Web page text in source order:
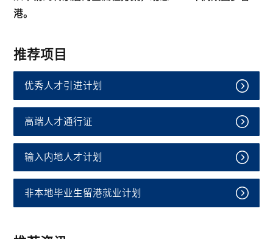
港。
推荐项目
优秀人才引进计划
高端人才通行证
输入内地人才计划
非本地毕业生留港就业计划